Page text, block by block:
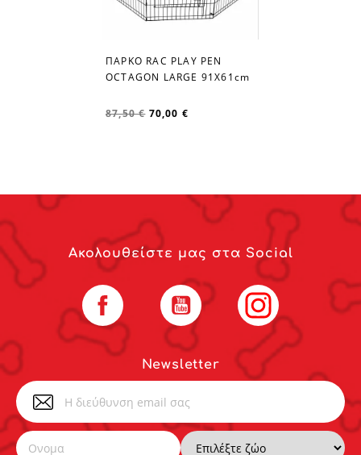
favorite_border
ΠΑΡΚΟ RAC PLAY PEN
OCTAGON LARGE 91X61cm
87,50 € 70,00 €
Newsletter
Ακολουθείστε μας στα Social
Facebook YouTube Instagram